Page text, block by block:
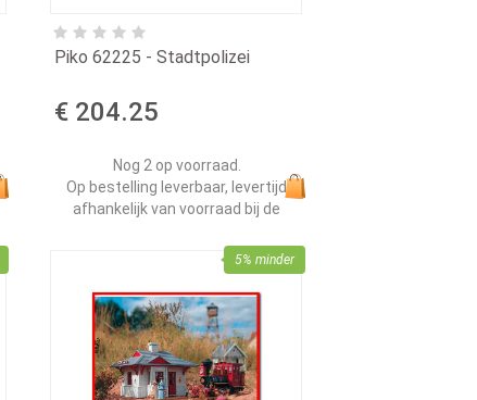
Piko 62225 - Stadtpolizei
€ 204.25
Nog 2 op voorraad.
Op bestelling leverbaar, levertijd
afhankelijk van voorraad bij de
5% minder